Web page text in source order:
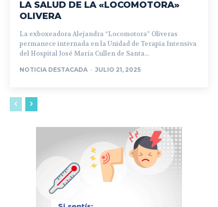
LA SALUD DE LA «LOCOMOTORA»
OLIVERA
La exboxeadora Alejandra “Locomotora” Oliveras
permanece internada en la Unidad de Terapia Intensiva
del Hospital José María Cullen de Santa...
NOTICIA DESTACADA - JULIO 21, 2025